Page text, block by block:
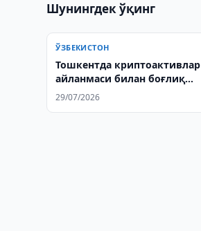
Шунингдек ўқинг
ЎЗБЕКИСТОН
Тошкентда криптоактивлар
айланмаси билан боғлиқ
гумонланувчилар ушланди
29/07/2026